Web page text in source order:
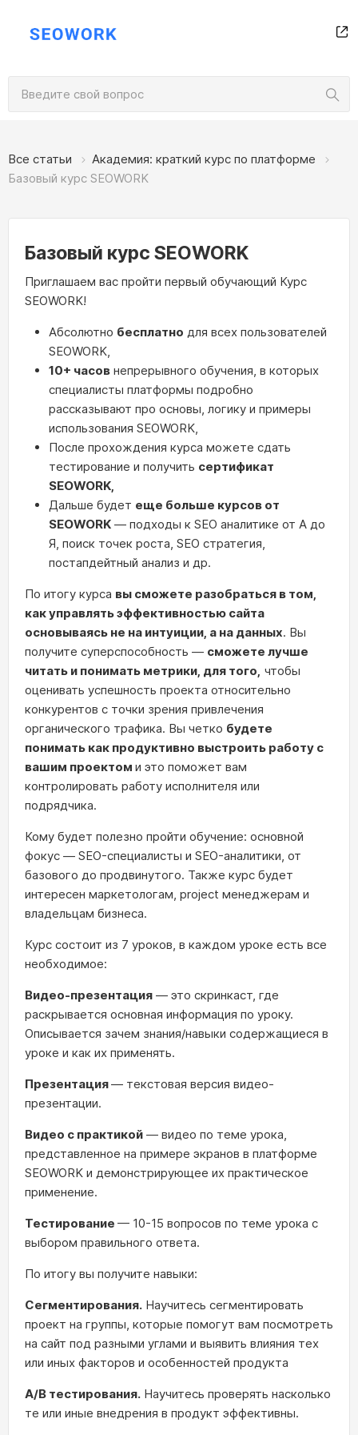
Все статьи
Академия: краткий курс по платформе
Базовый курс SEOWORK
Базовый курс SEOWORK
Приглашаем вас пройти первый обучающий Курс
SEOWORK!
Абсолютно бесплатно для всех пользователей
SEOWORK,
10+ часов непрерывного обучения, в которых
специалисты платформы подробно
рассказывают про основы, логику и примеры
использования SEOWORK,
После прохождения курса можете сдать
тестирование и получить сертификат
SEOWORK,
Дальше будет еще больше курсов от
SEOWORK — подходы к SEO аналитике от А до
Я, поиск точек роста, SEO стратегия,
постапдейтный анализ и др.
По итогу курса вы сможете разобраться в том,
как управлять эффективностью сайта
основываясь не на интуиции, а на данных. Вы
получите суперспособность — сможете лучше
читать и понимать метрики, для того, чтобы
оценивать успешность проекта относительно
конкурентов с точки зрения привлечения
органического трафика. Вы четко будете
понимать как продуктивно выстроить работу с
вашим проектом и это поможет вам
контролировать работу исполнителя или
подрядчика.
Кому будет полезно пройти обучение: основной
фокус — SEO-специалисты и SEO-аналитики, от
базового до продвинутого. Также курс будет
интересен маркетологам, project менеджерам и
владельцам бизнеса.
Курс состоит из 7 уроков, в каждом уроке есть все
необходимое:
Видео-презентация — это скринкаст, где
раскрывается основная информация по уроку.
Описывается зачем знания/навыки содержащиеся в
уроке и как их применять.
Презентация— текстовая версия видео-
презентации.
Видео с практикой — видео по теме урока,
представленное на примере экранов в платформе
SEOWORK и демонстрирующее их практическое
применение.
Тестирование — 10-15 вопросов по теме урока с
выбором правильного ответа.
По итогу вы получите навыки:
Сегментирования. Научитесь сегментировать
проект на группы, которые помогут вам посмотреть
на сайт под разными углами и выявить влияния тех
или иных факторов и особенностей продукта
A/B тестирования. Научитесь проверять насколько
те или иные внедрения в продукт эффективны.